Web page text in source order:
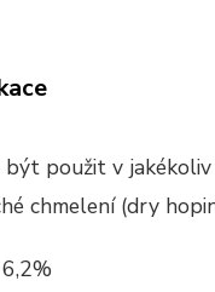
být použit v
chmelení (dry